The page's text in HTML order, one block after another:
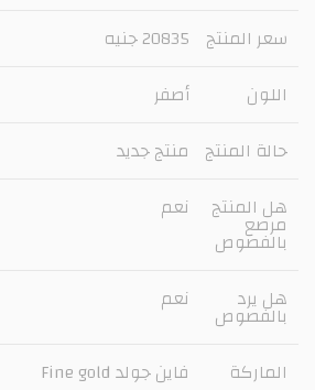
سعر المنتج 20835 جنيه
اللون
أصفر
حالة المنتج منتج جديد
هل المنتج
مرصع
بالفصوص
نعم
هل يرد
بالفصوص
نعم
الماركة
فاين جولد Fine gold